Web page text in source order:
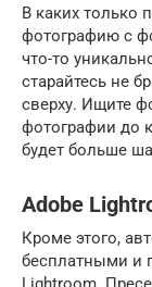
В каких только
фотографию с
что-то
старайтесь не
сверху. Ищите
фотографии до
будет больше
Adobe
Кроме этого,
бесплатными и